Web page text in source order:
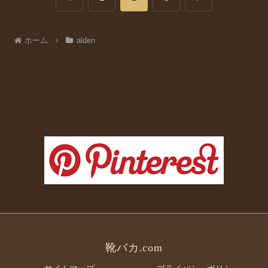
ホーム alden
靴バカ.com